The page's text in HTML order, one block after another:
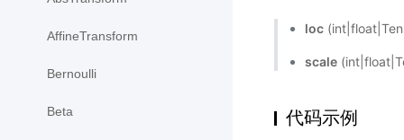
AffineTransform
Bernoulli
Beta
loc
scale
代码示例